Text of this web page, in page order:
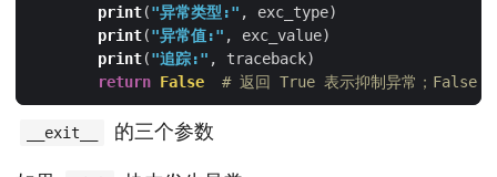
print("异常类型:"
print("异常值:"
print("追踪:"
return False # 返回 True 表示抑制异常；False
__exit__
的三个参数